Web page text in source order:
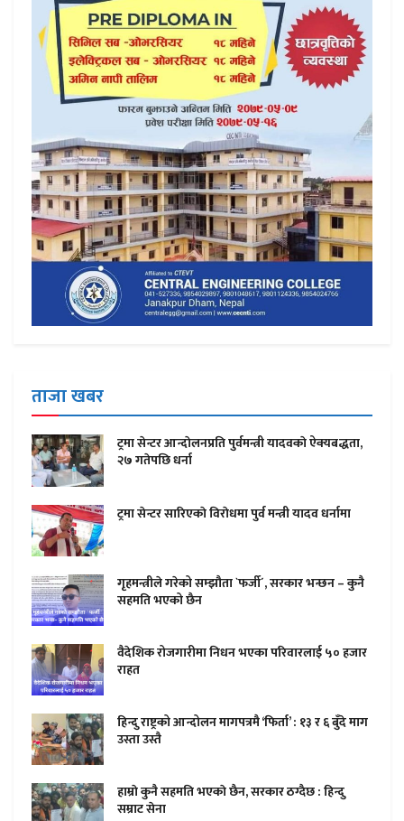
ताजा खबर
ट्रमा सेन्टर आन्दाेलनप्रति पुर्वमन्त्री यादवकाे ऐक्यबद्धता,
२७ गतेपछि धर्ना
ट्रमा सेन्टर सारिएकाे विराेधमा पुर्व मन्त्री यादव धर्नामा
गृहमन्त्रीले गरेको सम्झौता `फर्जी´, सरकार भन्छन – कुनै
सहमति भएको छैन
वैदेशिक रोजगारीमा निधन भएका परिवारलाई ५० हजार
राहत
हिन्दु राष्ट्रको आन्दोलन मागपत्रमै ‘फिर्ता’ : १३ र ६ बुँदे माग
उस्ता उस्तै
हाम्राे कुनै सहमति भएकाे छैन, सरकार ठग्दैछ : हिन्दु
सम्राट सेना